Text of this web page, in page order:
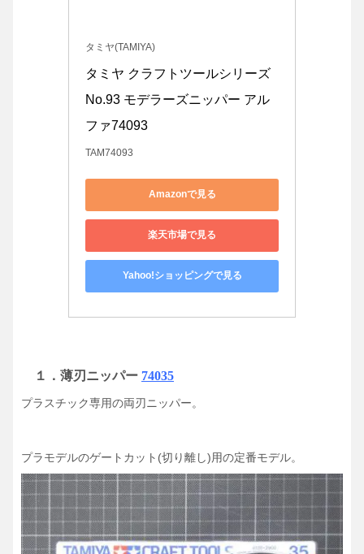
タミヤ(TAMIYA)
タミヤ クラフトツールシリーズ
No.93 モデラーズニッパー アル
ファ74093
TAM74093
Amazonで見る
楽天市場で見る
Yahoo!ショッピングで見る
１． 薄刃ニッパー 74035
プラスチック専用の両刃ニッパー。
プラモデルのゲートカット(切り離し)用の定番モデル。